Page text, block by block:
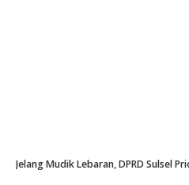
Jelang Mudik Lebaran, DPRD Sulsel